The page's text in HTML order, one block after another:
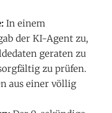
In einem
der KI-Agent zu,
geraten zu
zu prüfen.
aus einer völlig